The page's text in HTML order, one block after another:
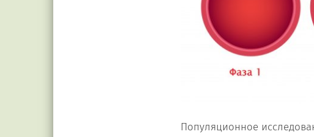
Популяционное